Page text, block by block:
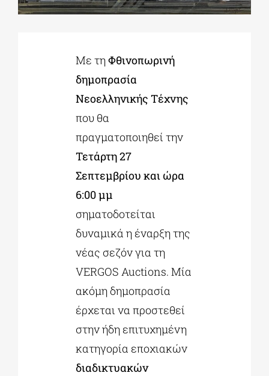
ΕΚΠΑΙΔΕΥΤΙΚΑ ΙΔΡΥΜΑΤΑ
ΠΟΛΙΤΙΣΤΙΚΟΙ ΦΟΡΕΙΣ
Με τηΦθινοπωρινή
δημοπρασία
Νεοελληνικής Τέχνης
που θα
πραγματοποιηθεί την
Τετάρτη 27
Σεπτεμβρίου και ώρα
6:00μμ
σηματοδοτείται
δυναμικά η έναρξη της
νέας σεζόν για τη
VERGOS Auctions. Μία
ακόμη δημοπρασία
έρχεται να προστεθεί
στην ήδη επιτυχημένη
κατηγορία εποχιακών
διαδικτυακών